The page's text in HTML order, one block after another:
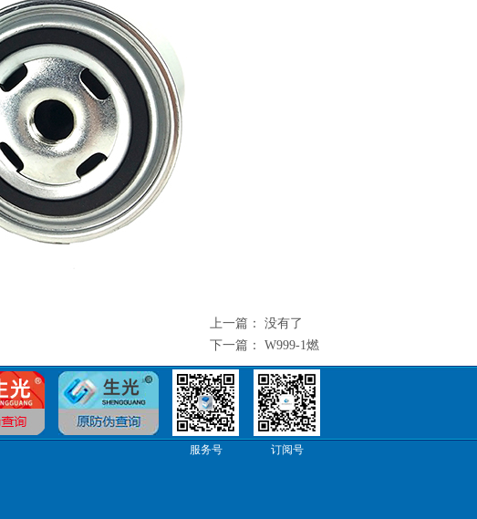
上一篇： 没有了
下一篇： W999-1燃
服务号 订阅号